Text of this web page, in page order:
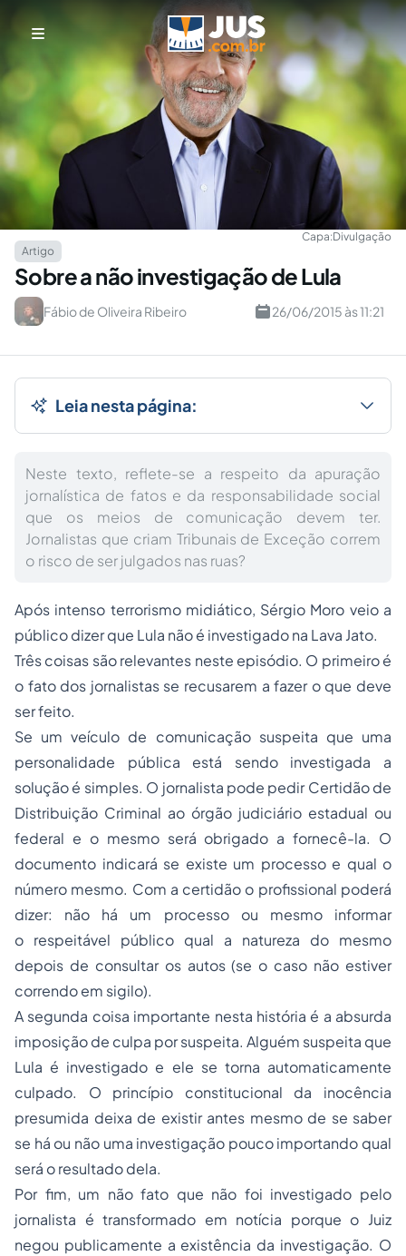
Capa:Divulgação
Artigo
Sobre a não investigação de Lula
Fábio de Oliveira Ribeiro 26/06/2015 às 11:21
Leia nesta página:
Neste texto, reflete-se a respeito da apuração
jornalística de fatos e da responsabilidade social
que os meios de comunicação devem ter.
Jornalistas que criam Tribunais de Exceção correm
o risco de ser julgados nas ruas?
Após intenso terrorismo midiático, Sérgio Moro veio a
público dizer que Lula não é investigado na Lava Jato.
Três coisas são relevantes neste episódio. O primeiro é
o fato dos jornalistas se recusarem a fazer o que deve
ser feito.
Se um veículo de comunicação suspeita que uma
personalidade pública está sendo investigada a
solução é simples. O jornalista pode pedir Certidão de
Distribuição Criminal ao órgão judiciário estadual ou
federal e o mesmo será obrigado a fornecê-la. O
documento indicará se existe um processo e qual o
número mesmo. Com a certidão o profissional poderá
dizer: não há um processo ou mesmo informar
o respeitável público qual a natureza do mesmo
depois de consultar os autos (se o caso não estiver
correndo em sigilo).
A segunda coisa importante nesta história é a absurda
imposição de culpa por suspeita. Alguém suspeita que
Lula é investigado e ele se torna automaticamente
culpado. O princípio constitucional da inocência
presumida deixa de existir antes mesmo de se saber
se há ou não uma investigação pouco importando qual
será o resultado dela.
Por fim, um não fato que não foi investigado pelo
jornalista é transformado em notícia porque o Juiz
negou publicamente a existência da investigação. O